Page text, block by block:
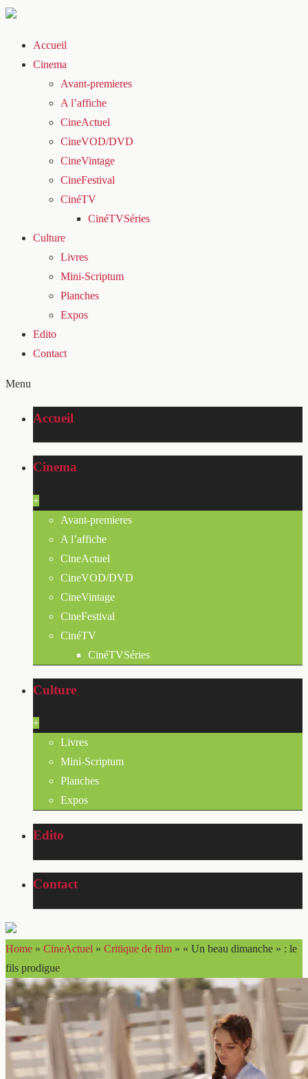
Accueil
Cinema
Avant-premieres
A l’affiche
CineActuel
CineVOD/DVD
CineVintage
CineFestival
CinéTV
CinéTVSéries
Culture
Livres
Mini-Scriptum
Planches
Expos
Edito
Contact
Menu
Accueil
Cinema
+
Avant-premieres
A l’affiche
CineActuel
CineVOD/DVD
CineVintage
CineFestival
CinéTV
CinéTVSéries
Culture
+
Livres
Mini-Scriptum
Planches
Expos
Edito
Contact
Home » CineActuel » Critique de film » « Un beau dimanche » : le
fils prodigue